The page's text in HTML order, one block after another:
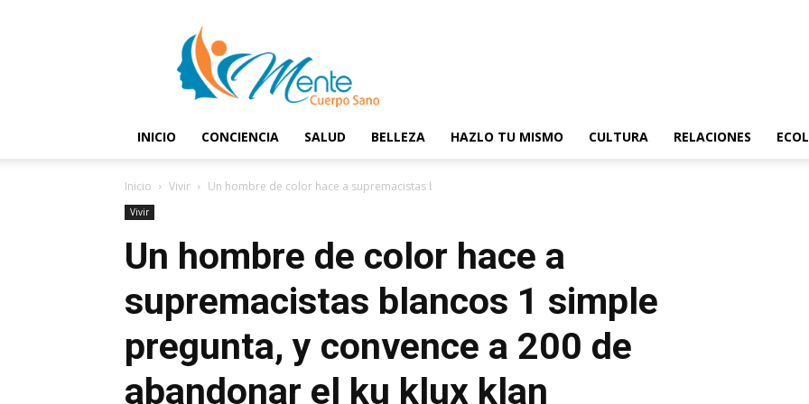
Cuerpo
Sano
INICIO CONCIENCIA SALUD BELLEZA HAZLO TU MISMO CULTURA RELACIONES
Inicio Vivir Un hombre de color hace a supremacistas blancos 1 simple pregunta, y...
Vivir
Un hombre de color hace a
supremacistas blancos 1 simple
pregunta, y convence a 200 de
abandonar el ku klux klan